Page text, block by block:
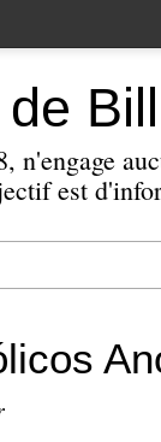
n'engage
est